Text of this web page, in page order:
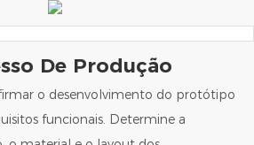
De Produção
o desenvolvimento do protótipo
funcionais. Determine a